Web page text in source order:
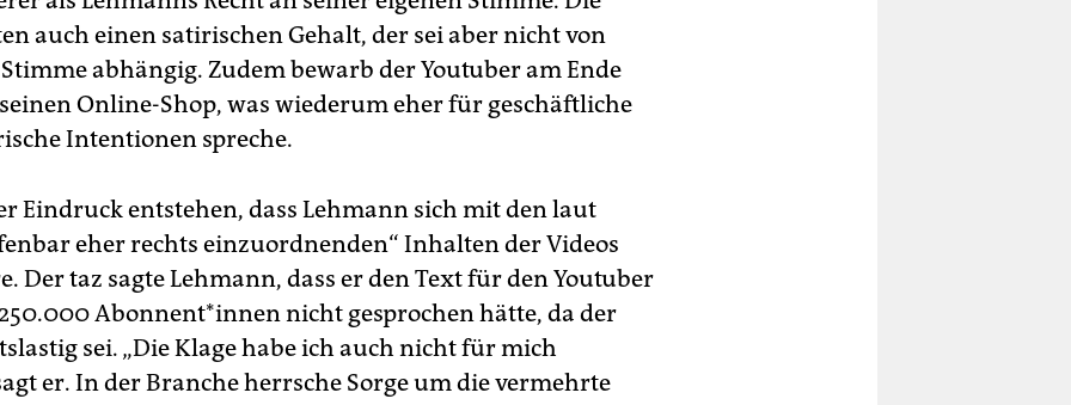
auch einen satirischen Gehalt, der sei aber nicht von
abhängig. Zudem bewarb der Youtuber am Ende
Online-Shop, was wiederum eher für geschäftliche
Intentionen spreche.
Eindruck entstehen, dass Lehmann sich mit den laut
eher rechts einzuordnenden“ Inhalten der Videos
Der taz sagte Lehmann, dass er den Text für den Youtuber
Abon­nen­t*in­nen nicht gesprochen hätte, da der
sei. „Die Klage habe ich auch nicht für mich
er. In der Branche herrsche Sorge um die vermehrte